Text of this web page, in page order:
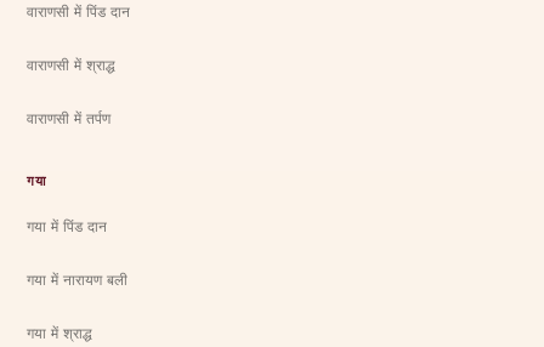
वाराणसी में पिंड दान
वाराणसी में श्राद्ध
वाराणसी में तर्पण
गया
गया में पिंड दान
गया में नारायण बली
गया में श्राद्ध